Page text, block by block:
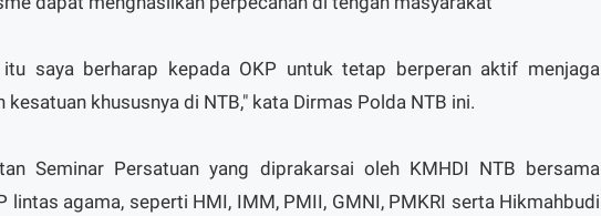
itu saya berharap kepada OKP untuk tetap berperan aktif menjaga
kesatuan khususnya di NTB," kata Dirmas Polda NTB ini.
Seminar Persatuan yang diprakarsai oleh KMHDI NTB bersama
lintas agama, seperti HMI, IMM, PMII, GMNI, PMKRI serta Hikmahbudi